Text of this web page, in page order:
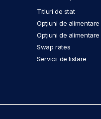
Titluri de stat
Opțiuni de alimentare
Opțiuni de
Swap rates
Servicii de listare